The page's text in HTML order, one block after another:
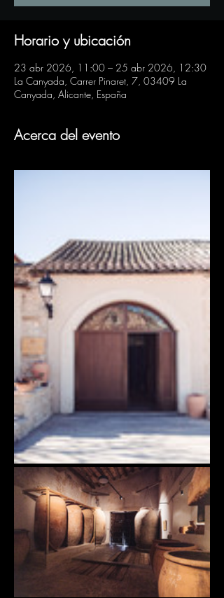
Horario y ubicación
23 abr 2026, 11:00 – 25 abr 2026, 12:30
La Canyada, Carrer Pinaret, 7, 03409 La
Canyada, Alicante, España
Acerca del evento